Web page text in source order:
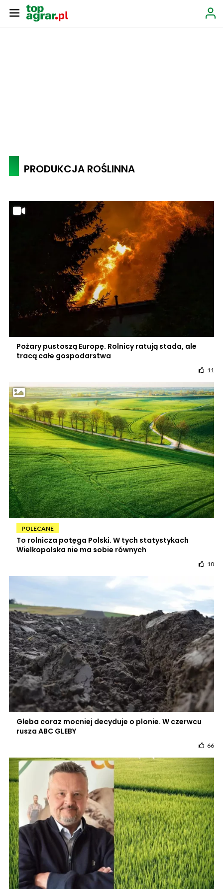
PRODUKCJA ROŚLINNA
Pożary pustoszą Europę. Rolnicy ratują stada, ale
tracą całe gospodarstwa
11
POLECANE
To rolnicza potęga Polski. W tych statystykach
Wielkopolska nie ma sobie równych
10
Gleba coraz mocniej decyduje o plonie. W czerwcu
rusza ABC GLEBY
66